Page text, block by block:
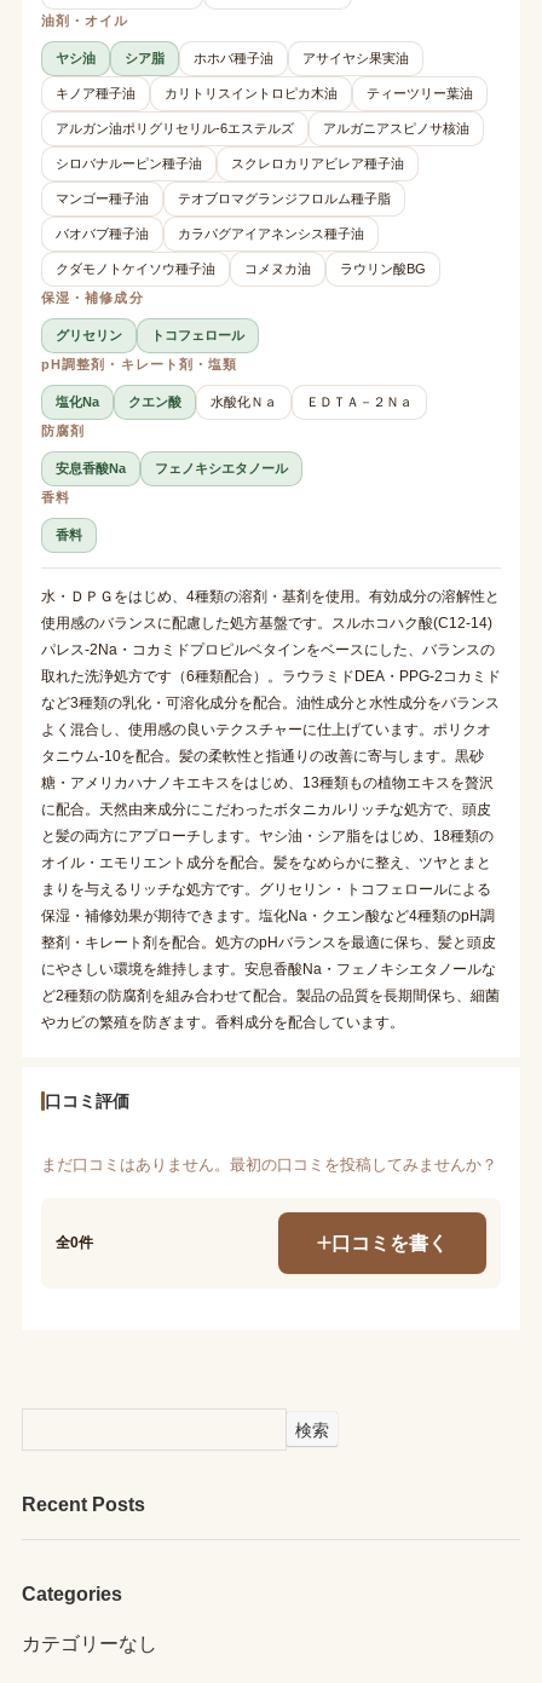
油剤・オイル
ヤシ油 シア脂 ホホバ種子油 アサイヤシ果実油
キノア種子油 カリトリスイントロピカ木油 ティーツリー葉油
アルガン油ポリグリセリル-6エステルズ アルガニアスピノサ核油
シロバナルーピン種子油 スクレロカリアビレア種子油
マンゴー種子油 テオブロマグランジフロルム種子脂
バオバブ種子油 カラパグアイアネンシス種子油
クダモノトケイソウ種子油 コメヌカ油
ラウリン酸BG
保湿・補修成分
グリセリン
トコフェロール
pH調整剤・キレート剤・塩類
塩化Na クエン酸 水酸化Ｎａ
ＥＤＴＡ－２Ｎａ
防腐剤
安息香酸Na
フェノキシエタノール
香料
香料
水・ＤＰＧをはじめ、4種類の溶剤・基剤を使用。有効成分の溶解性と
使用感のバランスに配慮した処方基盤です。スルホコハク酸(C12-14)
パレス-2Na・コカミドプロピルベタインをベースにした、バランスの
取れた洗浄処方です（6種類配合）。ラウラミドDEA・PPG-2コカミド
など3種類の乳化・可溶化成分を配合。油性成分と水性成分をバランス
よく混合し、使用感の良いテクスチャーに仕上げています。ポリクオ
タニウム-10を配合。髪の柔軟性と指通りの改善に寄与します。黒砂
糖・アメリカハナノキエキスをはじめ、13種類もの植物エキスを贅沢
に配合。天然由来成分にこだわったボタニカルリッチな処方で、頭皮
と髪の両方にアプローチします。ヤシ油・シア脂をはじめ、18種類の
オイル・エモリエント成分を配合。髪をなめらかに整え、ツヤとまと
まりを与えるリッチな処方です。グリセリン・トコフェロールによる
保湿・補修効果が期待できます。塩化Na・クエン酸など4種類のpH調
整剤・キレート剤を配合。処方のpHバランスを最適に保ち、髪と頭皮
にやさしい環境を維持します。安息香酸Na・フェノキシエタノールな
ど2種類の防腐剤を組み合わせて配合。製品の品質を長期間保ち、細菌
やカビの繁殖を防ぎます。香料成分を配合しています。
口コミ評価
まだ口コミはありません。最初の口コミを投稿してみませんか？
全0件 口コミを書く
検索
Recent Posts
Categories
カテゴリーなし